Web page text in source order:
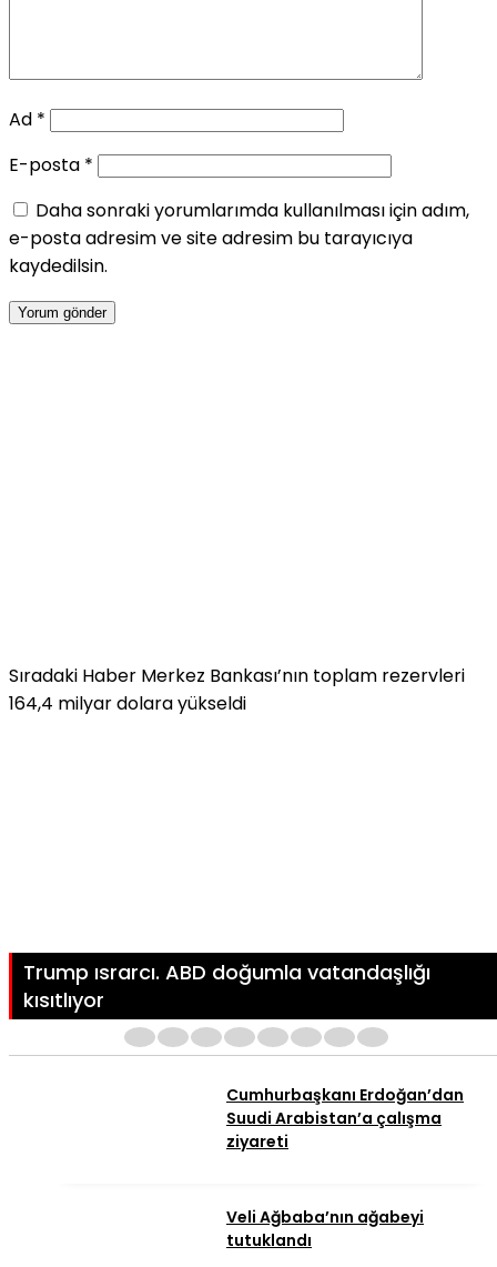
Ad *
E-posta *
Daha sonraki yorumlarımda kullanılması için adım,
e-posta adresim ve site adresim bu tarayıcıya
kaydedilsin.
Sıradaki Haber Merkez Bankası’nın toplam rezervleri
164,4 milyar dolara yükseldi
Trump ısrarcı. ABD doğumla vatandaşlığı
kısıtlıyor
Cumhurbaşkanı Erdoğan’dan
Suudi Arabistan’a çalışma
ziyareti
Veli Ağbaba’nın ağabeyi
tutuklandı